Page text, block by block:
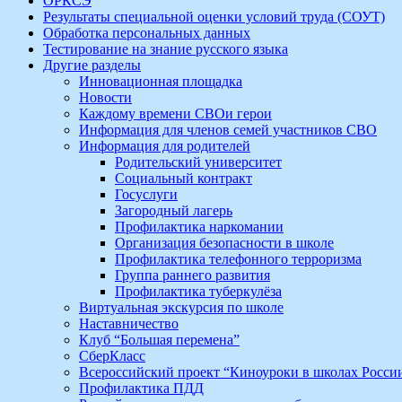
Результаты специальной оценки условий труда (СОУТ)
Обработка персональных данных
Тестирование на знание русского языка
Другие разделы
Инновационная площадка
Новости
Каждому времени СВОи герои
Информация для членов семей участников СВО
Информация для родителей
Родительский университет
Социальный контракт
Госуслуги
Загородный лагерь
Профилактика наркомании
Организация безопасности в школе
Профилактика телефонного терроризма
Группа раннего развития
Профилактика туберкулёза
Виртуальная экскурсия по школе
Наставничество
Клуб “Большая перемена”
СберКласс
Всероссийский проект “Киноуроки в школах
Профилактика ПДД